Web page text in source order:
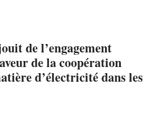
de l’engagement
de la coopération
d’électricité dans les